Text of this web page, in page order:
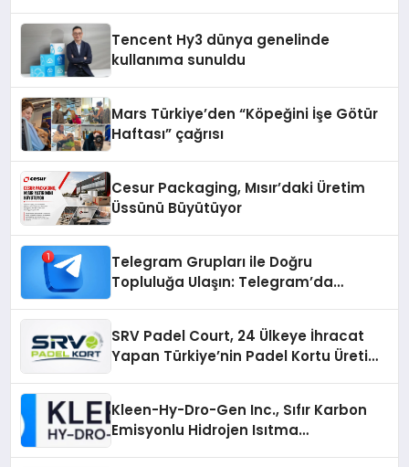
Tencent Hy3 dünya genelinde
kullanıma sunuldu
Mars Türkiye’den “Köpeğini İşe Götür
Haftası” çağrısı
Cesur Packaging, Mısır’daki Üretim
Üssünü Büyütüyor
Telegram Grupları ile Doğru
Topluluğa Ulaşın: Telegram’da
SRV Padel Court, 24 Ülkeye İhracat
Yapan Türkiye’nin Padel Kortu Üretim
Kleen-Hy-Dro-Gen Inc., Sıfır Karbon
Emisyonlu Hidrojen Isıtma